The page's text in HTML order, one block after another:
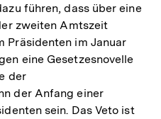
führen, dass über eine
zweiten Amtszeit
Präsidenten im Januar
eine Gesetzesnovelle
der
der Anfang einer
sein. Das Veto ist